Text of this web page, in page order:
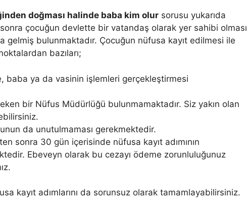
doğması halinde baba kim olur sorusu yukarıda
çocuğun devlette bir vatandaş olarak yer sahibi olması
gelmiş bulunmaktadır. Çocuğun nüfusa kayıt edilmesi ile
bazıları;
baba ya da vasinin işlemleri gerçekleştirmesi
bir Nüfus Müdürlüğü bulunmamaktadır. Siz yakın olan
da unutulmaması gerekmektedir.
sonra 30 gün içerisinde nüfusa kayıt adımının
Ebeveyn olarak bu cezayı ödeme zorunluluğunuz
kayıt adımlarını da sorunsuz olarak tamamlayabilirsiniz.